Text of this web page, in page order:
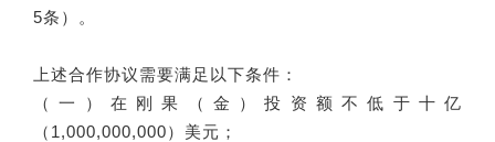
5条）。
上述合作协议需要满足以下条件：
（一）在刚果（金）投资额不低于十亿
（1,000,000,000）美元；